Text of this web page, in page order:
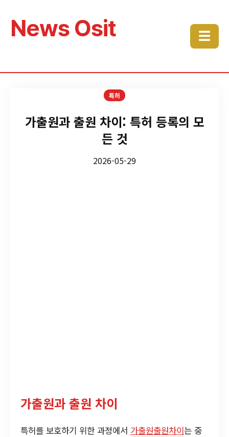
News Osit ☰
특허
가출원과 출원 차이: 특허 등록의 모
든 것
2026-05-29
가출원과 출원 차이
특허를 보호하기 위한 과정에서 가출원출원차이는 중